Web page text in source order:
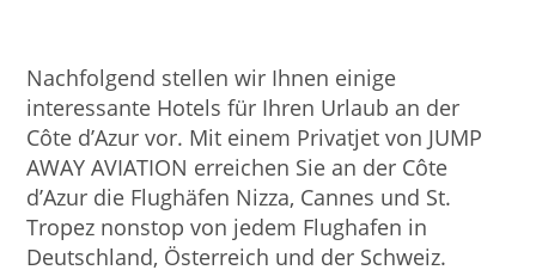
Nachfolgend stellen wir Ihnen einige
interessante Hotels für Ihren Urlaub an der
Côte d’Azur vor. Mit einem Privatjet von JUMP
AWAY AVIATION erreichen Sie an der Côte
d’Azur die Flughäfen Nizza, Cannes und St.
Tropez nonstop von jedem Flughafen in
Deutschland, Österreich und der Schweiz.